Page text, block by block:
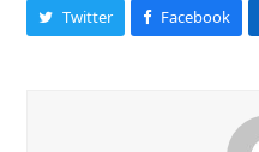
Twitter Facebook